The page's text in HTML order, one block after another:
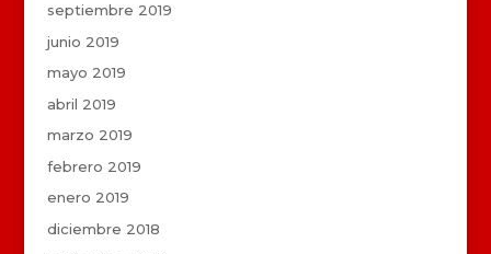
septiembre 2019
junio 2019
mayo 2019
abril 2019
marzo 2019
febrero 2019
enero 2019
diciembre 2018